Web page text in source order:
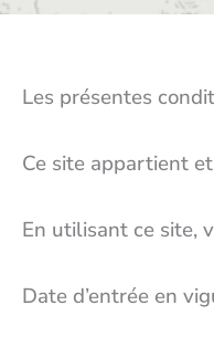
Les présentes
Ce site appartient
En utilisant ce site,
Date d’entrée en